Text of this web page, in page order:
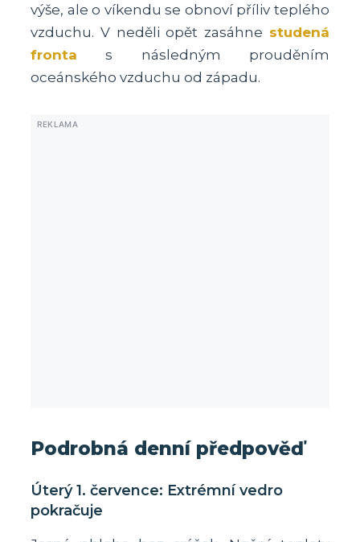
výše, ale o víkendu se obnoví příliv teplého
vzduchu. V neděli opět zasáhne studená
fronta s následným prouděním
oceánského vzduchu od západu.
Podrobná denní předpověď
Úterý 1. července: Extrémní vedro
pokračuje